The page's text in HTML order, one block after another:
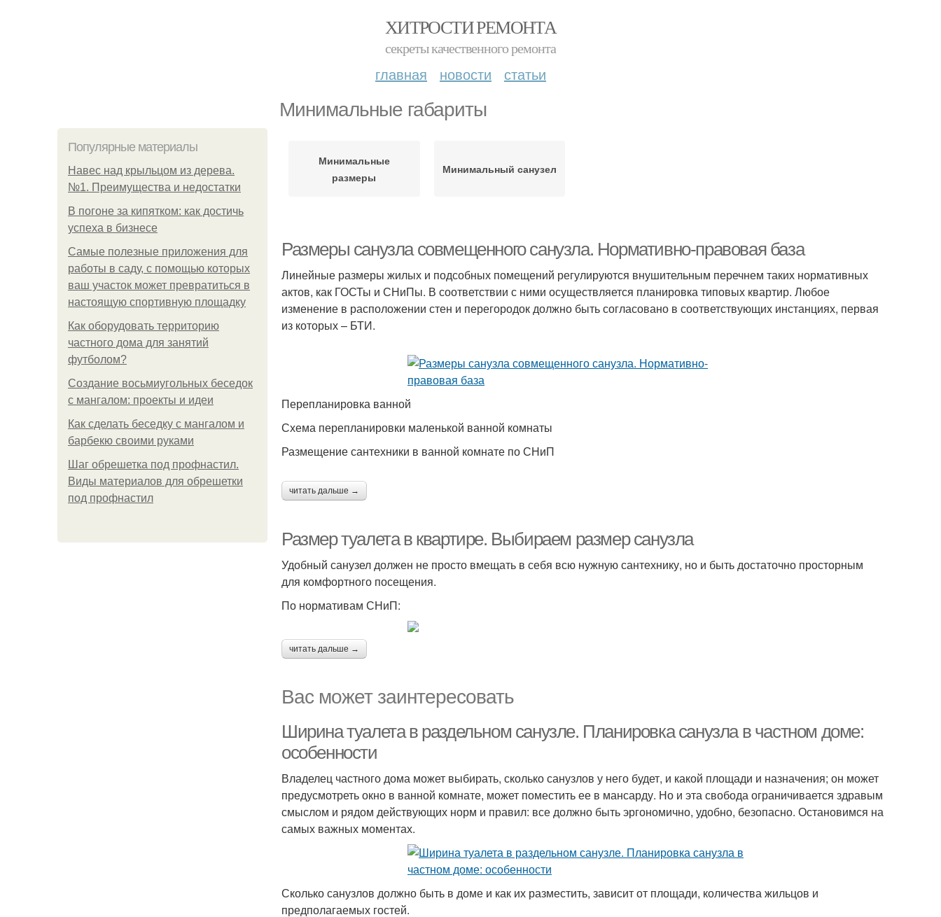
ХИТРОСТИ РЕМОНТА
секреты качественного ремонта
главная новости статьи
Минимальные габариты
Популярные материалы
Навес над крыльцом из дерева.
№1. Преимущества и недостатки
В погоне за кипятком: как достичь
успеха в бизнесе
Самые полезные приложения для
работы в саду, с помощью которых
ваш участок может превратиться в
настоящую спортивную площадку
Как оборудовать территорию
частного дома для занятий
футболом?
Создание восьмиугольных беседок
с мангалом: проекты и идеи
Как сделать беседку с мангалом и
барбекю своими руками
Шаг обрешетка под профнастил.
Виды материалов для обрешетки
под профнастил
Минимальные
размеры
Минимальный санузел
Размеры санузла совмещенного санузла. Нормативно-правовая база
Линейные размеры жилых и подсобных помещений регулируются внушительным перечнем таких нормативных
актов, как ГОСТы и СНиПы. В соответствии с ними осуществляется планировка типовых квартир. Любое
изменение в расположении стен и перегородок должно быть согласовано в соответствующих инстанциях, первая
из которых – БТИ.
Перепланировка ванной
Схема перепланировки маленькой ванной комнаты
Размещение сантехники в ванной комнате по СНиП
читать дальше →
Размер туалета в квартире. Выбираем размер санузла
Удобный санузел должен не просто вмещать в себя всю нужную сантехнику, но и быть достаточно просторным
для комфортного посещения.
По нормативам СНиП:
читать дальше →
Вас может заинтересовать
Ширина туалета в раздельном санузле. Планировка санузла в частном доме:
особенности
Владелец частного дома может выбирать, сколько санузлов у него будет, и какой площади и назначения; он может
предусмотреть окно в ванной комнате, может поместить ее в мансарду. Но и эта свобода ограничивается здравым
смыслом и рядом действующих норм и правил: все должно быть эргономично, удобно, безопасно. Остановимся на
самых важных моментах.
Сколько санузлов должно быть в доме и как их разместить, зависит от площади, количества жильцов и
предполагаемых гостей.